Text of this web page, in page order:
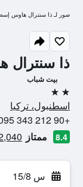
ذا سنترال
بيت شباب
2 نجمتين
اسطنبول، تركيا
+90 212 343 0095
8.4 ممتاز 2,040 من التقييمات تم
س 15/8
صور لـ ذا سنترال هاوس